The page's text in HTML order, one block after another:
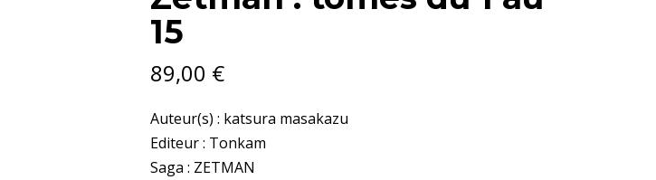
15
89,00 €
Auteur(s) : katsura masakazu
Editeur : Tonkam
Saga : ZETMAN